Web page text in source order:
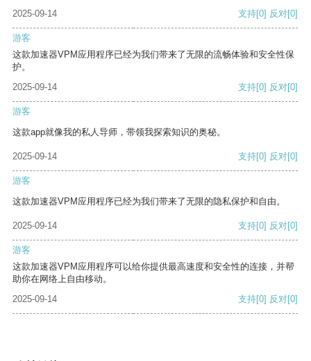
2025-09-14
支持[0] 反对[0]
游客
这款加速器VPM应用程序已经为我们带来了无限的流畅体验和安全性保
护。
2025-09-14
支持[0] 反对[0]
游客
这款app就像我的私人导师，带领我探索知识的奥秘。
2025-09-14 支持[0] 反对[0]
游客
这款加速器VPM应用程序已经为我们带来了无限的隐私保护和自由。
2025-09-14 支持[0] 反对[0]
游客
这款加速器VPM应用程序可以给你提供最高速度和安全性的连接，并帮
助你在网络上自由移动。
2025-09-14
支持[0] 反对[0]